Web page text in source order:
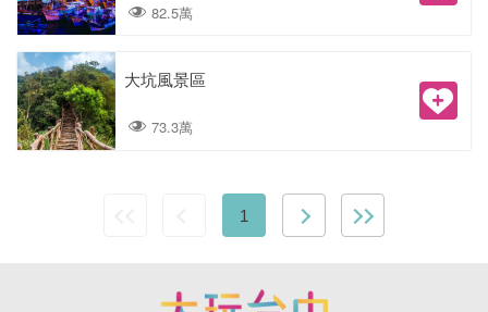
82.5萬
大坑風景區
73.3萬
1